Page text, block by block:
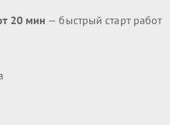
20 мин — быстрый старт работ